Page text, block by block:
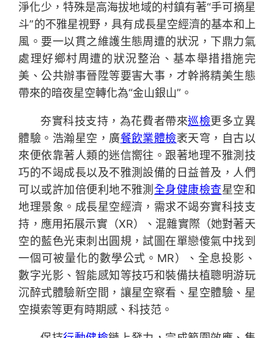
淨化少，特殊是高海拔地域的村鎮有著“手可摘星
斗”的不雅星視野，具有成長星空經濟的基本和上
風。要一以貫之維護生態周遭的狀況，下鼎力氣
處理好鄉村周遭的狀況整治、基本舉措措施完
美、公共辦事晉陞等要害大事，才幹將精美生態
帶來的暗夜星空轉化為“金山銀山”。
夯實科技支持，為花費者帶來巡檢更多立異
體驗。浩瀚星空，廣餐飲業體檢袤天穹，自古以
來便依靠著人類的迷信嚮往。跟著地理不雅測技
巧的不竭成長以及不雅測設備的日益普及，人們
可以或許加倍便利地不雅測 全身健康檢查星空和
地理景象。成長星空經濟，需求不竭夯實科技支
持，應用拓展示實（XR）、混雜實際（她對著天
空的藍色光束刺出圓規，試圖在單戀傻氣中找到
一個可被量化的數學公式。MR）、全息投影、
數字光影、智能感知等技巧和裝備扶植聰明游玩
沉醉式體驗新空間，讓星空察看、星空體驗、星
空摸索等更有時期感、科技范。